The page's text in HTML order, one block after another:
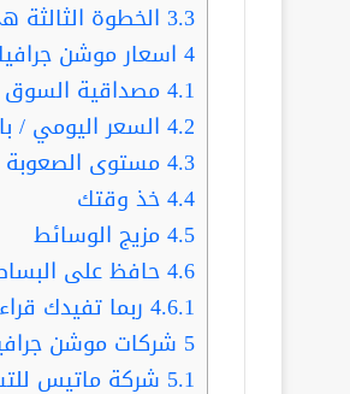
3.3 الخطوة
4 اسعار موشن
4.1مصداقية السوق
4.2 السعر اليومي /
4.3مستوى الصعوبة
4.4خذ وقتك
4.5مزيج الوسائط
4.6حافظ على
4.6.1 ربما تفيدك
5 شركات موشن
5.1 شركة ماتيس